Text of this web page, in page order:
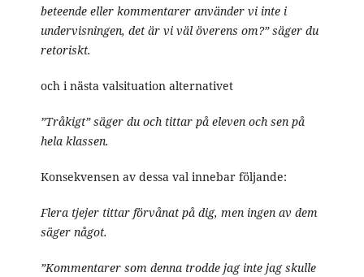
beteende eller kommentarer använder vi inte i
undervisningen, det är vi väl överens om?” säger du
retoriskt.
och i nästa valsituation alternativet
”Tråkigt” säger du och tittar på eleven och sen på
hela klassen.
Konsekvensen av dessa val innebar följande:
Flera tjejer tittar förvånat på dig, men ingen av dem
säger något.
”Kommentarer som denna trodde jag inte jag skulle